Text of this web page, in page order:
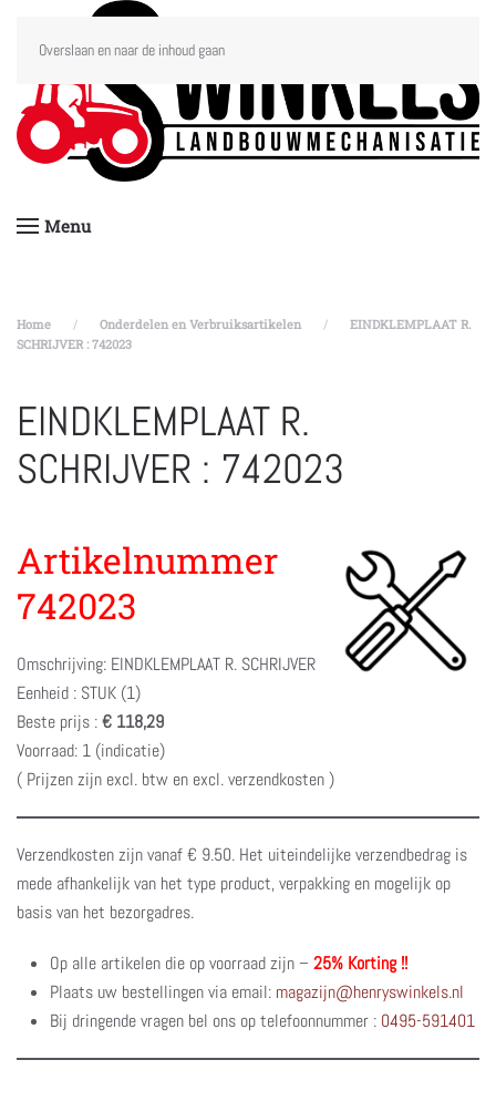
Overslaan en naar de inhoud gaan
Menu
Home Onderdelen en Verbruiksartikelen
EINDKLEMPLAAT R.
SCHRIJVER : 742023
EINDKLEMPLAAT R.
SCHRIJVER : 742023
Artikelnummer
742023
Omschrijving: EINDKLEMPLAAT R. SCHRIJVER
Eenheid : STUK (1)
Beste prijs :€ 118,29
Voorraad: 1 (indicatie)
( Prijzen zijn excl. btw en excl. verzendkosten )
Verzendkosten zijn vanaf € 9.50. Het uiteindelijke verzendbedrag is
mede afhankelijk van het type product, verpakking en mogelijk op
basis van het bezorgadres.
Op alle artikelen die op voorraad zijn – 25% Korting !!
Plaats uw bestellingen via email: magazijn@henryswinkels.nl
Bij dringende vragen bel ons op telefoonnummer : 0495-591401